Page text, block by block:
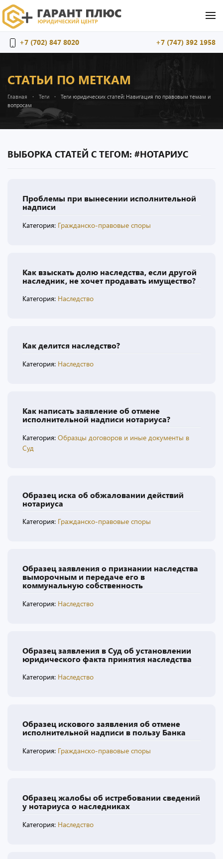
+7 (702) 847 8020 +7 (747) 392 1958
СТАТЬИ ПО МЕТКАМ
Главная Теги
Теги юридических статей: Навигация по правовым темам и
вопросам
ВЫБОРКА СТАТЕЙ С ТЕГОМ: #НОТАРИУС
Проблемы при вынесении исполнительной
надписи
Категория: Гражданско-правовые споры
Как взыскать долю наследства, если другой
наследник, не хочет продавать имущество?
Категория: Наследство
Как делится наследство?
Категория: Наследство
Как написать заявление об отмене
исполнительной надписи нотариуса?
Категория: Образцы договоров и иные документы в
Суд
Образец иска об обжаловании действий
нотариуса
Категория: Гражданско-правовые споры
Образец заявления о признании наследства
выморочным и передаче его в
коммунальную собственность
Категория: Наследство
Образец заявления в Суд об установлении
юридического факта принятия наследства
Категория: Наследство
Образец искового заявления об отмене
исполнительной надписи в пользу Банка
Категория: Гражданско-правовые споры
Образец жалобы об истребовании сведений
у нотариуса о наследниках
Категория: Наследство